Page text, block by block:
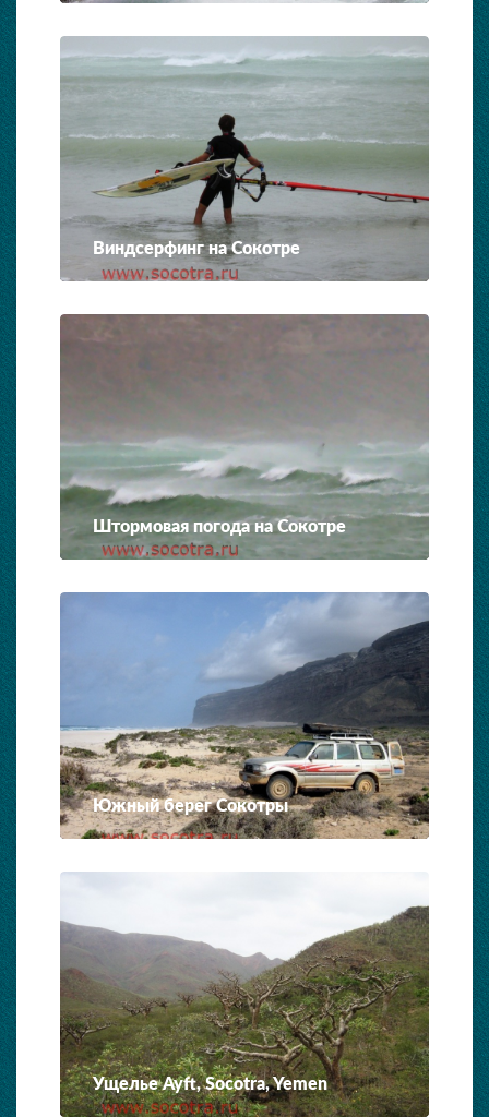
Виндсерфинг на Сокотре
Штормовая погода на Сокотре
Южный берег Сокотры
Ущелье Ayft, Socotra, Yemen